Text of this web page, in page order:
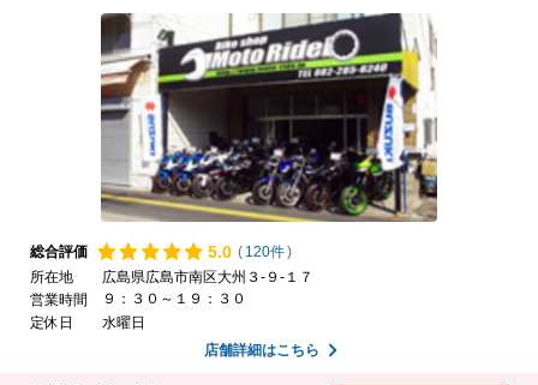
総合評価 5.0 ( 120件)
所在地
広島県広島市南区大州３-９-１７
営業時間
９：３０～１９：３０
定休日
水曜日
店舗詳細はこちら